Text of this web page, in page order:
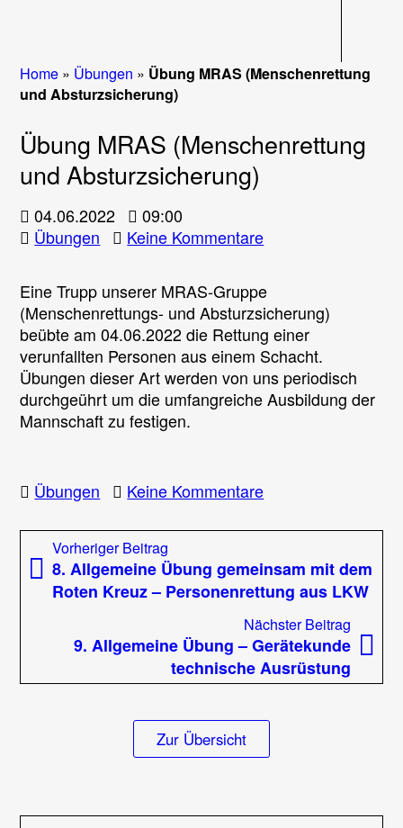
Home » Übungen » Übung MRAS (Menschenrettung
und Absturzsicherung)
Übung MRAS (Menschenrettung
und Absturzsicherung)
04.06.2022
09:00
Übungen
Keine Kommentarezu
(Menschenrettung
und
Absturzsicherung)
Eine Trupp unserer MRAS-Gruppe
(Menschenrettungs- und Absturzsicherung)
beübte am 04.06.2022 die Rettung einer
verunfallten Personen aus einem Schacht.
Übungen dieser Art werden von uns periodisch
durchgeührt um die umfangreiche Ausbildung der
Mannschaft zu festigen.
Übungen Keine Kommentarezu
MRAS
und
Absturzsicherung)
Beitragsnavigation
Vorheriger Beitrag
Beitrag:
8. Allgemeine Übung gemeinsam mit dem
Roten Kreuz – Personenrettung aus LKW
Nächster Beitrag
9. Allgemeine Übung – Gerätekunde
technische Ausrüstung
Zur Übersicht